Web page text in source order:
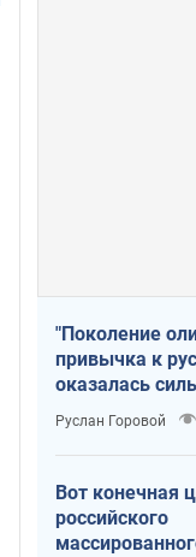
"Поколение
привычка к
оказалась
Руслан Горовой
Вот конечная
российского